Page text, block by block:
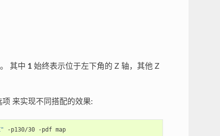
其中 1始终表示位于左下角的 Z 轴，其他 Z
来实现不同搭配的效果:
-p130/30 -pdf map